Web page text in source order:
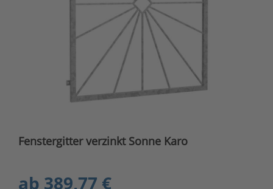
Fenstergitter verzinkt Sonne Karo
ab 389,77 €